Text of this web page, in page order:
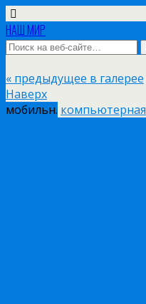
НАШ МИР
« предыдущее в галерее
Наверх
мобильн. компьютерная